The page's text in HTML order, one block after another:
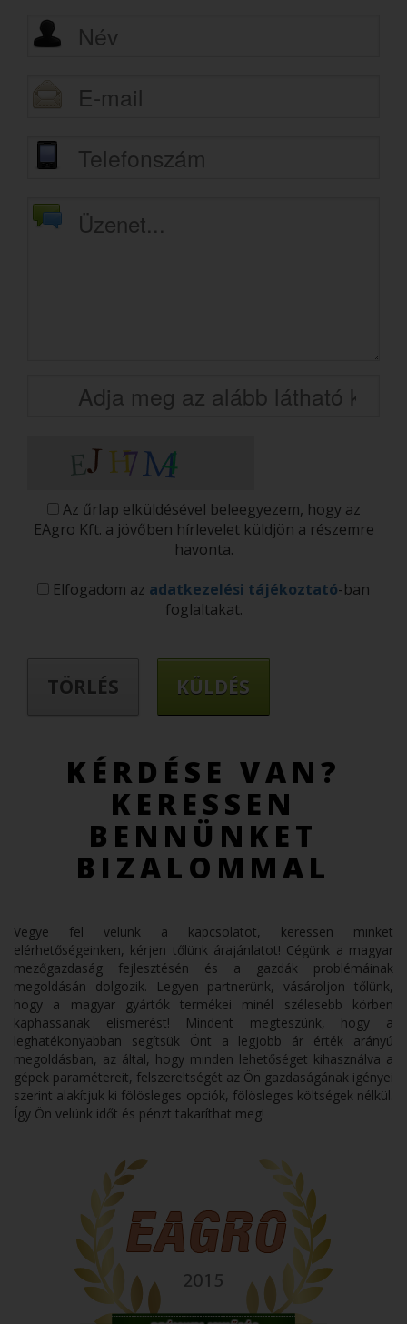
Az űrlap elküldésével beleegyezem, hogy az
EAgro Kft. a jövőben hírlevelet küldjön a részemre
havonta.
Elfogadom az adatkezelési tájékoztató-ban
foglaltakat.
KÉRDÉSE VAN?
KERESSEN
BENNÜNKET
BIZALOMMAL
Vegye fel velünk a kapcsolatot, keressen minket
elérhetőségeinken, kérjen tőlünk árajánlatot! Cégünk a magyar
mezőgazdaság fejlesztésén és a gazdák problémáinak
megoldásán dolgozik. Legyen partnerünk, vásároljon tőlünk,
hogy a magyar gyártók termékei minél szélesebb körben
kaphassanak elismerést! Mindent megteszünk, hogy a
leghatékonyabban segítsük Önt a legjobb ár érték arányú
megoldásban, az által, hogy minden lehetőséget kihasználva a
gépek paramétereit, felszereltségét az Ön gazdaságának igényei
szerint alakítjuk ki fölösleges opciók, fölösleges költségek nélkül.
Így Ön velünk időt és pénzt takaríthat meg!